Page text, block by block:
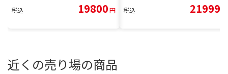
税込 19800円 税込 21999
近くの売り場の商品